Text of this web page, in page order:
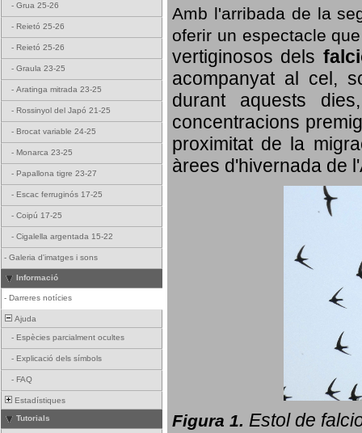
- Grua 25-26
- Reietó 25-26
- Reietó 25-26
- Graula 23-25
- Aratinga mitrada 23-25
- Rossinyol del Japó 21-25
- Brocat variable 24-25
- Monarca 23-25
- Papallona tigre 23-27
- Escac ferruginós 17-25
- Coipú 17-25
- Cigalella argentada 15-22
- Galeria d'imatges i sons
Informació
- Darreres notícies
Ajuda
- Espècies parcialment ocultes
- Explicació dels símbols
- FAQ
Estadístiques
Tutorials
Amb l'arribada de la
oferir un espectacle
vertiginosos dels
acompanyat al cel,
durant aquests
concentracions
proximitat de la
àrees d'hivernada de
Figura 1. Estol de